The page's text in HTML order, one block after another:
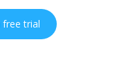
free trial